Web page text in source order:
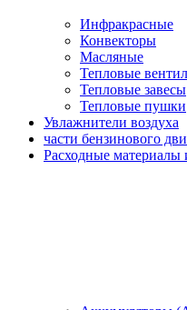
Инфракрасные
Конвекторы
Масляные
Тепловые
Тепловые завесы
Тепловые пушки
Увлажнители воздуха
части бензинового
Расходные материалы